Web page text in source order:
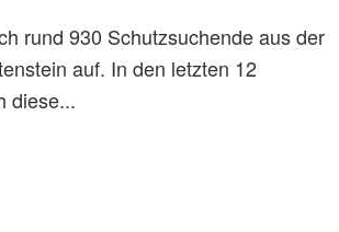
rund 930 Schutzsuchende aus der
auf. In den letzten 12
diese...